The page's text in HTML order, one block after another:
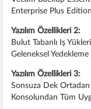
Enterprise Plus
Yazılım Özellikleri 2:
Bulut Tabanlı Iş
Geleneksel
Yazılım Özellikleri 3:
Sonsuza Dek
Konsolundan Tüm